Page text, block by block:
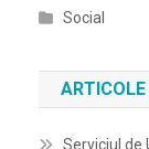
Social
ARTICOLE
Serviciul de